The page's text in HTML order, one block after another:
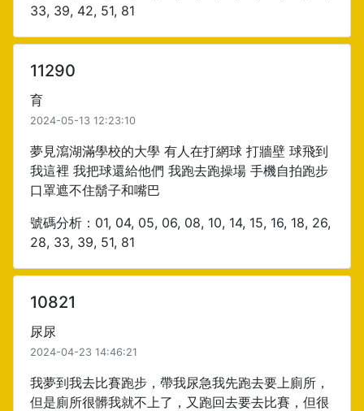
33, 39, 42, 51, 81
11290
育
2024-05-13 12:23:10
夢見瀉湖滿學校的大學 有人在打網球 打牆壁 球飛到
我這裡 我把球還給他們 我跑去跑操場 手機自拍跑步
口罩遮不住鬍子和嘴巴
號碼分析：01, 04, 05, 06, 08, 10, 14, 15, 16, 18, 26,
28, 33, 39, 51, 81
10821
尿尿
2024-04-23 14:46:21
我夢到我去比賽跑步，帶我尿急我先跑去要上廁所，
但是廁所很髒我就不上了，又跑回去要去比賽，但很